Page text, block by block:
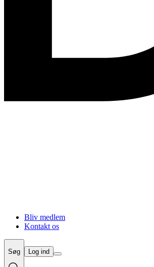
Bliv medlem
Kontakt os
Søg Log ind